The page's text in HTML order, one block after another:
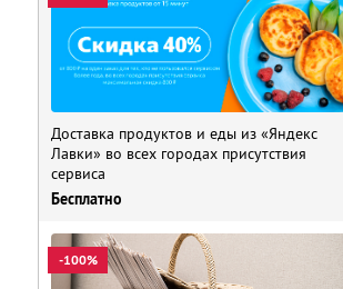
Доставка продуктов и еды из «Яндекс
Лавки» во всех городах присутствия
сервиса
Бесплатно
-100%